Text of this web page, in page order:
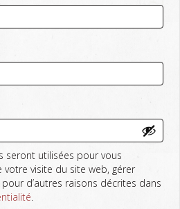
seront utilisées pour vous
visite du site web, gérer
d’autres raisons décrites dans